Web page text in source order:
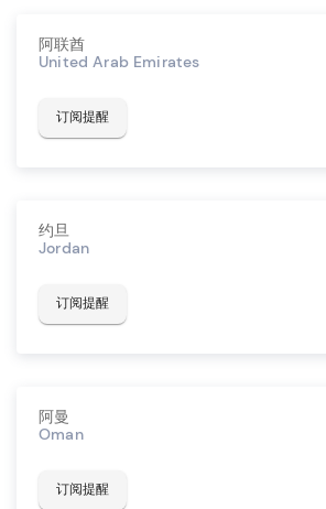
阿联酋
United Arab Emirates
订阅提醒
约旦
Jordan
订阅提醒
阿曼
Oman
订阅提醒